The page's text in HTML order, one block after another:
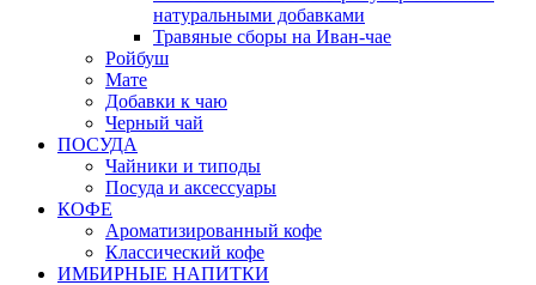
натуральными добавками
Травяные сборы на Иван-чае
Ройбуш
Мате
Добавки к чаю
Черный чай
ПОСУДА
Чайники и типоды
Посуда и аксессуары
КОФЕ
Ароматизированный кофе
Классический кофе
ИМБИРНЫЕ НАПИТКИ